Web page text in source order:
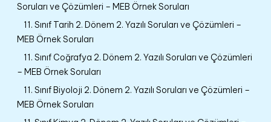
Soruları ve Çözümleri – MEB Örnek Soruları
11. Sınıf Tarih 2. Dönem 2. Yazılı Soruları ve Çözümleri –
MEB Örnek Soruları
11. Sınıf Coğrafya 2. Dönem 2. Yazılı Soruları ve Çözümleri
– MEB Örnek Soruları
11. Sınıf Biyoloji 2. Dönem 2. Yazılı Soruları ve Çözümleri –
MEB Örnek Soruları